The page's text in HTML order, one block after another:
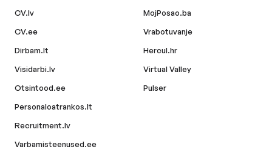
CV.lv
CV.ee
Dirbam.lt
Visidarbi.lv
Otsintood.ee
Personaloatrankos.lt
Recruitment.lv
Varbamisteenused.ee
MojPosao.ba
Vrabotuvanje
Hercul.hr
Virtual Valley
Pulser